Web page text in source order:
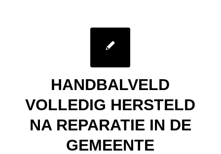
HANDBALVELD
VOLLEDIG HERSTELD
NA REPARATIE IN DE
GEMEENTE